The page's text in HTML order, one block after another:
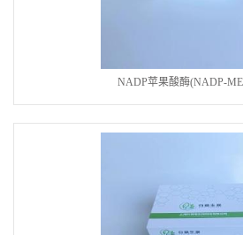
NADP苹果酸酶(NADP-